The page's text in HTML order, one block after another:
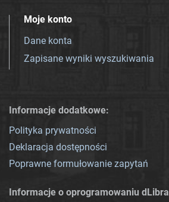
Moje konto
Dane konta
Zapisane wyniki wyszukiwania
Informacje dodatkowe:
Polityka prywatności
Deklaracja dostępności
Poprawne formułowanie zapytań
Informacje o oprogramowaniu dLibra